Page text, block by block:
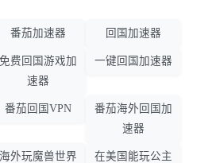
番茄加速器 回国加速器
免费回国游戏加
速器
一键回国加速器
番茄回国VPN
番茄海外回国加
速器
海外玩魔兽世界 在美国能玩公主